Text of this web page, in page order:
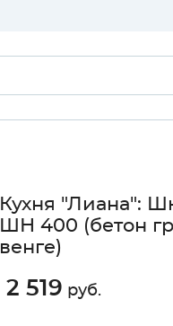
Кухня "Лиана":
ШН 400 (бетон
венге)
2 519 руб.